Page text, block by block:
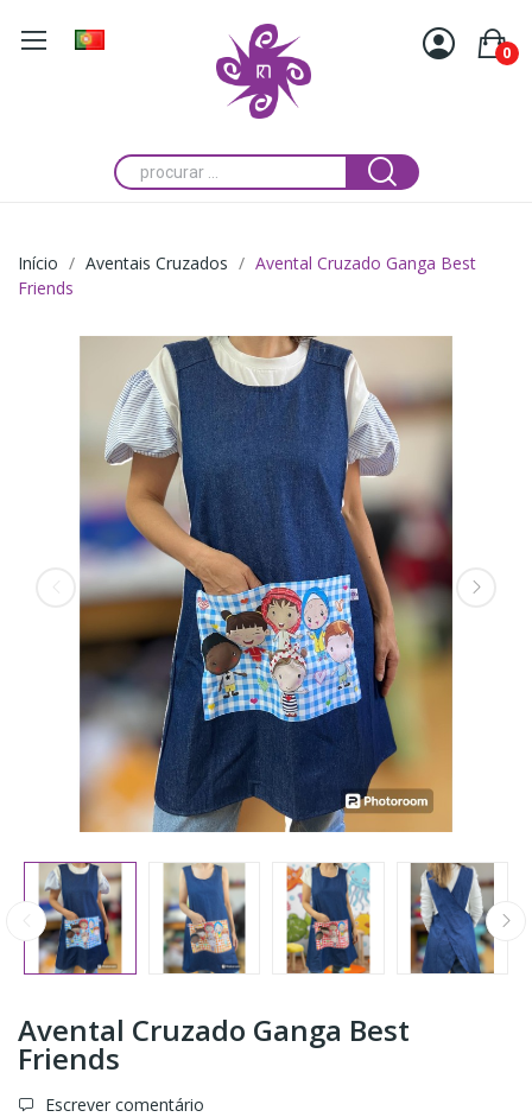
0
Início Aventais Cruzados
Avental Cruzado Ganga Best
Friends
Avental Cruzado Ganga Best
Friends
Escrever comentário